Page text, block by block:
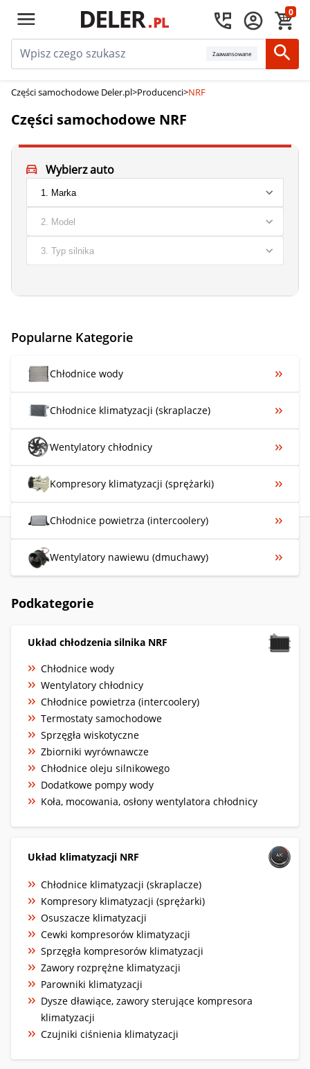
0
Zaawansowane
Części samochodowe Deler.pl>Producenci>NRF
Części samochodowe NRF
Wybierz auto
Popularne Kategorie
Chłodnice wody
Chłodnice klimatyzacji (skraplacze)
Wentylatory chłodnicy
Kompresory klimatyzacji (sprężarki)
Chłodnice powietrza (intercoolery)
Wentylatory nawiewu (dmuchawy)
Podkategorie
Układ chłodzenia silnika NRF
Chłodnice wody
Wentylatory chłodnicy
Chłodnice powietrza (intercoolery)
Termostaty samochodowe
Sprzęgła wiskotyczne
Zbiorniki wyrównawcze
Chłodnice oleju silnikowego
Dodatkowe pompy wody
Koła, mocowania, osłony wentylatora chłodnicy
Układ klimatyzacji NRF
Chłodnice klimatyzacji (skraplacze)
Kompresory klimatyzacji (sprężarki)
Osuszacze klimatyzacji
Cewki kompresorów klimatyzacji
Sprzęgła kompresorów klimatyzacji
Zawory rozprężne klimatyzacji
Parowniki klimatyzacji
Dysze dławiące, zawory sterujące kompresora
klimatyzacji
Czujniki ciśnienia klimatyzacji